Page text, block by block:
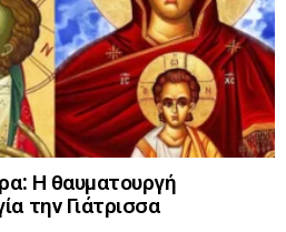
Η θαυματουργή
την Γιάτρισσα